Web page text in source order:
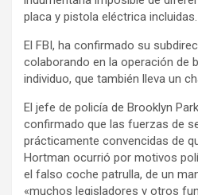
placa y pistola eléctrica incluidas.
El FBI, ha confirmado su
colaborando en la operación de
individuo, que también lleva un
El jefe de policía de Brooklyn
confirmado que las fuerzas de
prácticamente convencidas de
Hortman ocurrió por motivos
el falso coche patrulla, de un
«muchos legisladores y otros